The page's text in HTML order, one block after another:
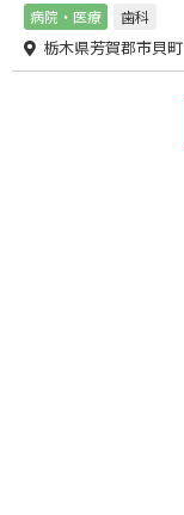
病院・医療 歯科
栃木県芳賀郡市貝町